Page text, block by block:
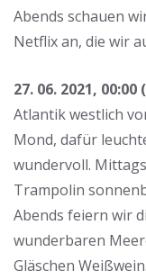
Abends schauen
Netflix an, die wir
27. 06. 2021, 00:00
Atlantik westlich
Mond, dafür
wundervoll.
Trampolin
Abends feiern wir
wunderbaren
Gläschen Weißwein.